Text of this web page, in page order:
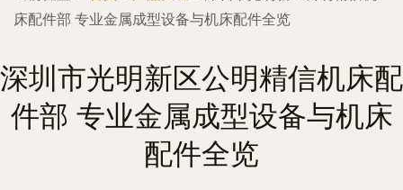
床配件部 专业金属成型设备与机床配件全览
深圳市光明新区公明精信机床配
件部 专业金属成型设备与机床
配件全览